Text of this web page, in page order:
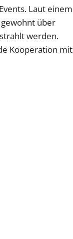
Laut einem
gewohnt über
werden.
Kooperation mit